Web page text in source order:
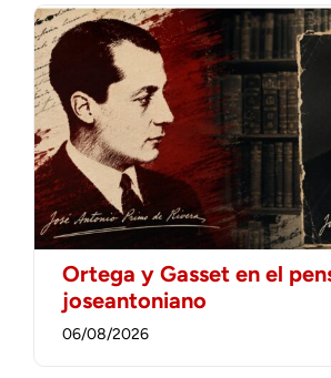
Ortega y Gasset en el
joseantoniano
06/08/2026